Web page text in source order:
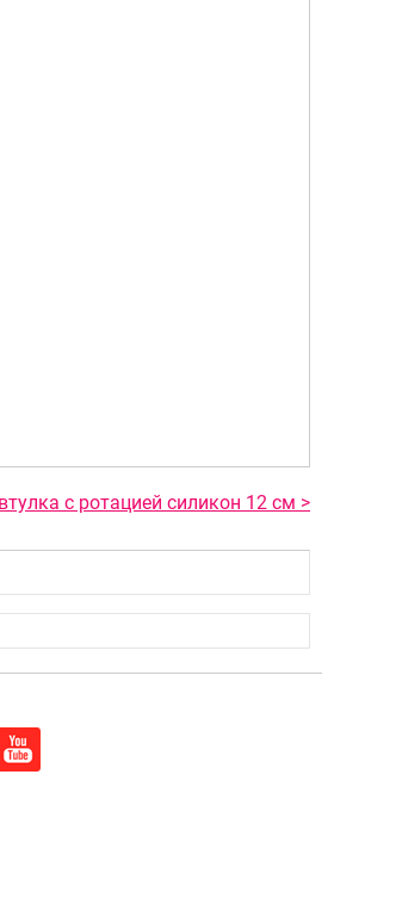
с ротацией силикон 12 см >